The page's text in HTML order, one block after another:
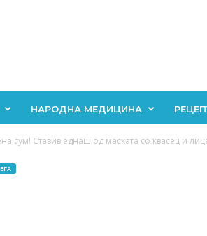
НАРОДНА МЕДИЦИНА
сум! Ставив еднаш од маската со квасец и